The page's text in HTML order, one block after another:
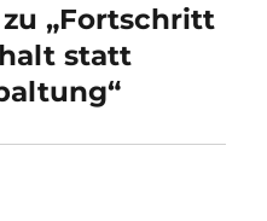
„Fortschritt
statt